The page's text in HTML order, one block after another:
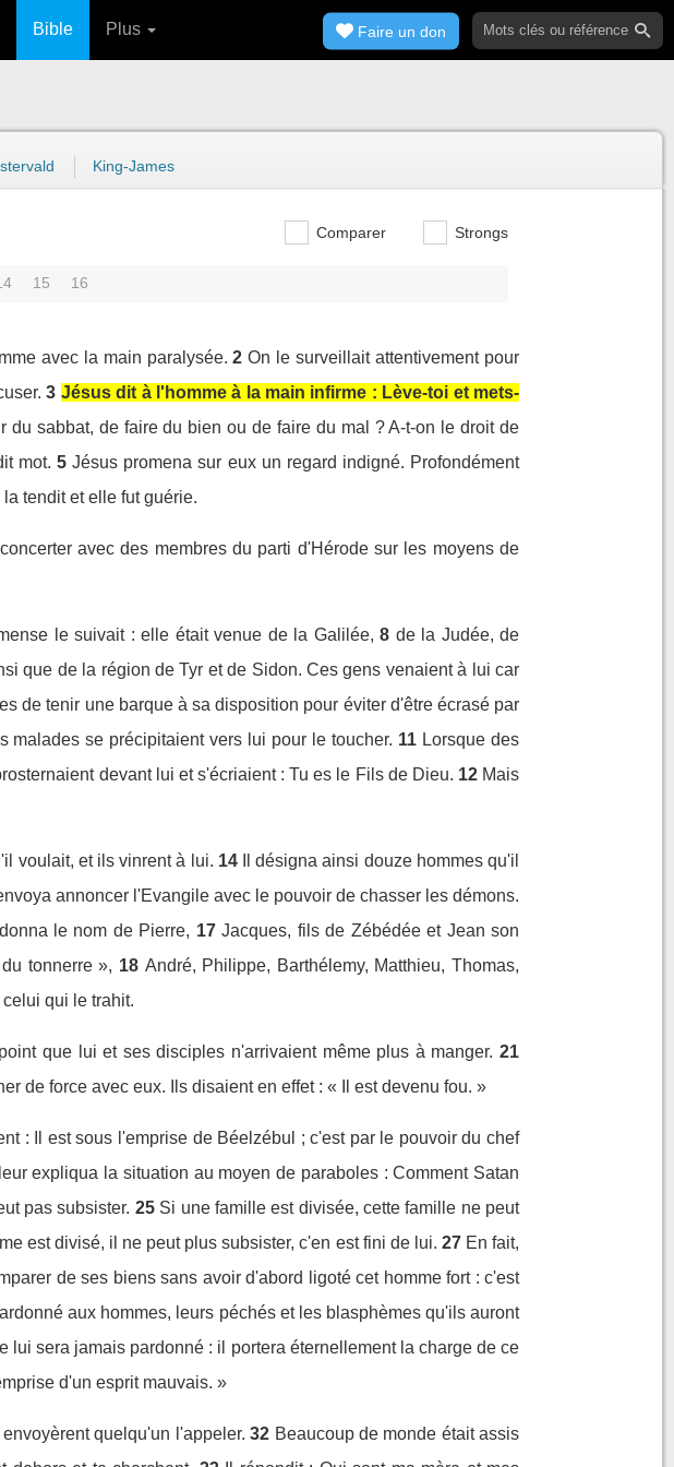
Bible Plus Faire un don
King-James
Comparer Strongs
15 16
avec la main paralysée. 2 On le surveillait attentivement pour
3 Jésus dit à l'homme à la main infirme : Lève-toi et mets-
du sabbat, de faire du bien ou de faire du mal ? A-t-on le droit de
mot. 5 Jésus promena sur eux un regard indigné. Profondément
tendit et elle fut guérie.
avec des membres du parti d'Hérode sur les moyens de
le suivait : elle était venue de la Galilée, 8 de la Judée, de
que de la région de Tyr et de Sidon. Ces gens venaient à lui car
de tenir une barque à sa disposition pour éviter d'être écrasé par
malades se précipitaient vers lui pour le toucher. 11 Lorsque des
devant lui et s'écriaient : Tu es le Fils de Dieu. 12 Mais
voulait, et ils vinrent à lui. 14
Il désigna ainsi douze hommes qu'il
annoncer l'Evangile avec le pouvoir de chasser les démons.
le nom de Pierre, 17 Jacques, fils de Zébédée et Jean son
tonnerre », 18 André, Philippe, Barthélemy, Matthieu, Thomas,
qui le trahit.
que lui et ses disciples n'arrivaient même plus à manger. 21
de force avec eux. Ils disaient en effet : « Il est devenu fou. »
: Il est sous l'emprise de Béelzébul ; c'est par le pouvoir du chef
expliqua la situation au moyen de paraboles : Comment Satan
pas subsister. 25 Si une famille est divisée, cette famille ne peut
est divisé, il ne peut plus subsister, c'en est fini de lui. 27 En fait,
de ses biens sans avoir d'abord ligoté cet homme fort : c'est
aux hommes, leurs péchés et les blasphèmes qu'ils auront
lui sera jamais pardonné : il portera éternellement la charge de ce
d'un esprit mauvais. »
quelqu'un l'appeler. 32 Beaucoup de monde était assis